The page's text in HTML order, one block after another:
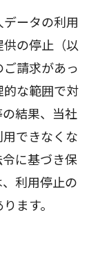
ータの利用
の停止（以
請求があっ
な範囲で対
結果、当社
できなくな
に基づき保
利用停止の
ます。